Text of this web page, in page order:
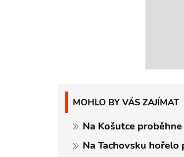
MOHLO BY VÁS ZAJÍMAT
Na Košutce
Na Tachovsku